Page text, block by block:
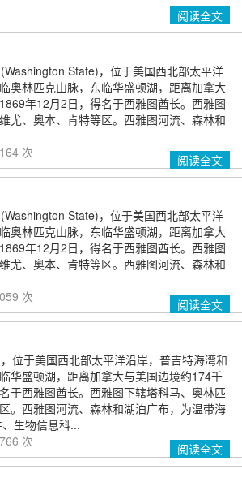
阅读全文
State)，位于美国西北部太平洋
奥林匹克山脉，东临华盛顿湖，距离加拿大
年12月2日，得名于西雅图酋长。西雅图
尤、奥本、肯特等区。西雅图河流、森林和
次 阅读全文
State)，位于美国西北部太平洋
奥林匹克山脉，东临华盛顿湖，距离加拿大
年12月2日，得名于西雅图酋长。西雅图
尤、奥本、肯特等区。西雅图河流、森林和
次 阅读全文
位于美国西北部太平洋沿岸，普吉特海湾和
华盛顿湖，距离加拿大与美国边境约174千
于西雅图酋长。西雅图下辖塔科马、奥林匹
。西雅图河流、森林和湖泊广布，为温带海
生物信息科...
次 阅读全文